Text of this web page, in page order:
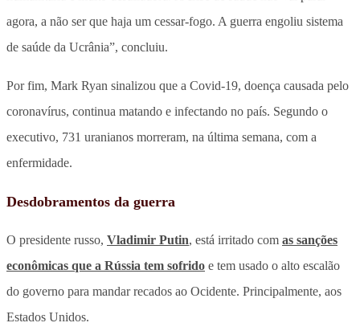
agora, a não ser que haja um cessar-fogo. A guerra engoliu sistema
de saúde da Ucrânia”, concluiu.
Por fim, Mark Ryan sinalizou que a Covid-19, doença causada pelo
coronavírus, continua matando e infectando no país. Segundo o
executivo, 731 uranianos morreram, na última semana, com a
enfermidade.
Desdobramentos da guerra
O presidente russo, Vladimir Putin, está irritado com as sanções
econômicas que a Rússia tem sofrido e tem usado o alto escalão
do governo para mandar recados ao Ocidente. Principalmente, aos
Estados Unidos.